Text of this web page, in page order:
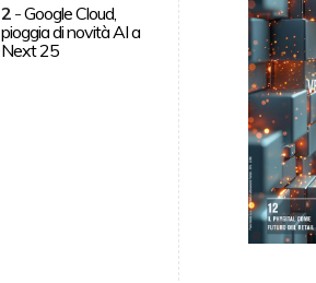
2 -Google Cloud,
pioggia di novità AI a
Next 25